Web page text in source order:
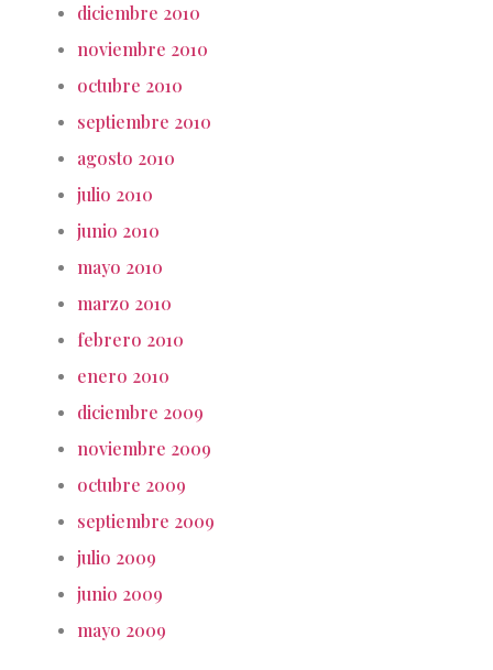
diciembre 2010
noviembre 2010
octubre 2010
septiembre 2010
agosto 2010
julio 2010
junio 2010
mayo 2010
marzo 2010
febrero 2010
enero 2010
diciembre 2009
noviembre 2009
octubre 2009
septiembre 2009
julio 2009
junio 2009
mayo 2009